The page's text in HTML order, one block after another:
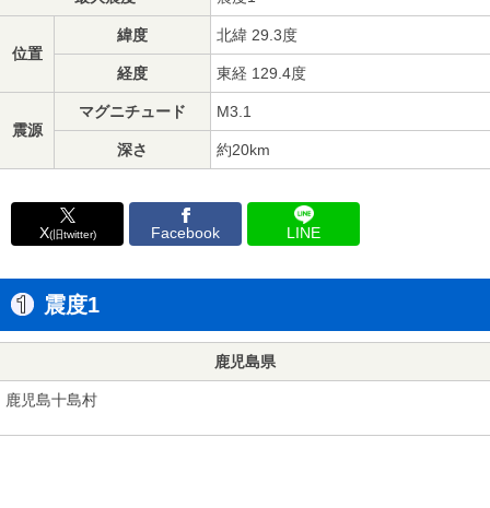
位置
緯度 北緯 29.3度
経度 東経 129.4度
震源
マグニチュード M3.1
深さ 約20km
X(旧twitter) Facebook LINE
震度1
鹿児島県
鹿児島十島村